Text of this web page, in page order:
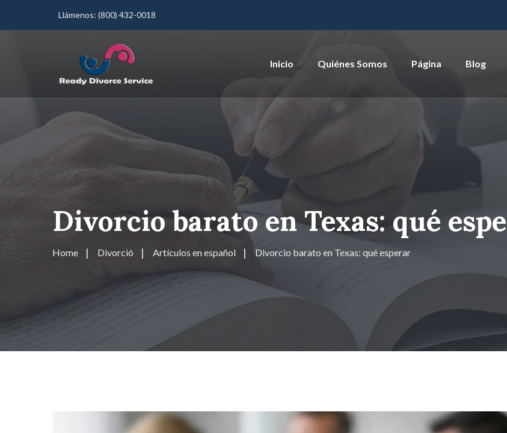
Llámenos: (800) 432-0018
Inicio Quiénes Somos Página Blog
Divorcio barato en Texas: qué
Home Divorció Artículos en español Divorcio barato en Texas: qué esperar